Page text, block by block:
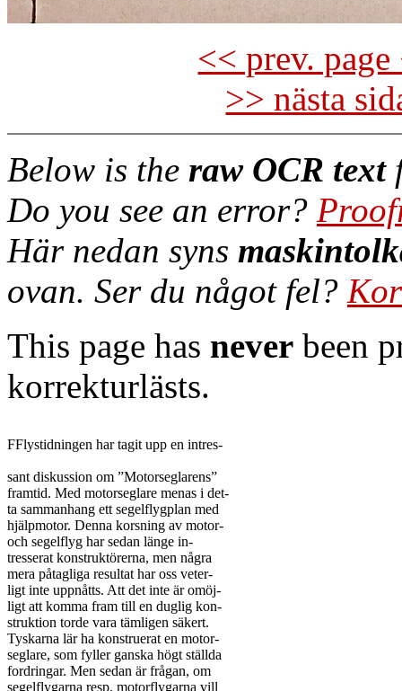
<< prev.
>> nästa
Below is the raw OCR text
Do you see an error?
Här nedan syns
ovan. Ser du något fel?
This page has never been
korrekturlästs.
FFlystidningen har tagit upp en intres-
sant diskussion om ”Motorseglarens”
framtid. Med motorseglare menas i det-
ta sammanhang ett segelflygplan med
hjälpmotor. Denna korsning av motor-
och segelflyg har sedan länge in-
tresserat konstruktörerna, men några
mera påtagliga resultat har oss veter-
ligt inte uppnåtts. Att det inte är omöj-
ligt att komma fram till en duglig kon-
struktion torde vara tämligen säkert.
Tyskarna lär ha konstruerat en motor-
seglare, som fyller ganska högt ställda
fordringar. Men sedan är frågan, om
segelflygarna resp. motorflygarna vill